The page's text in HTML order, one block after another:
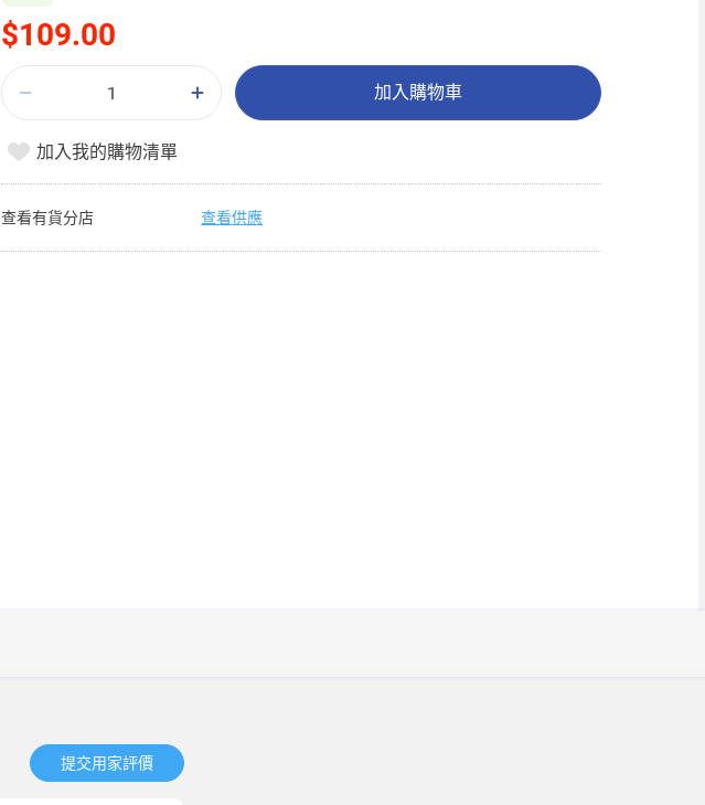
$109.00
加入購物車
加入我的購物清單
查看有貨分店 查看供應
提交用家評價​